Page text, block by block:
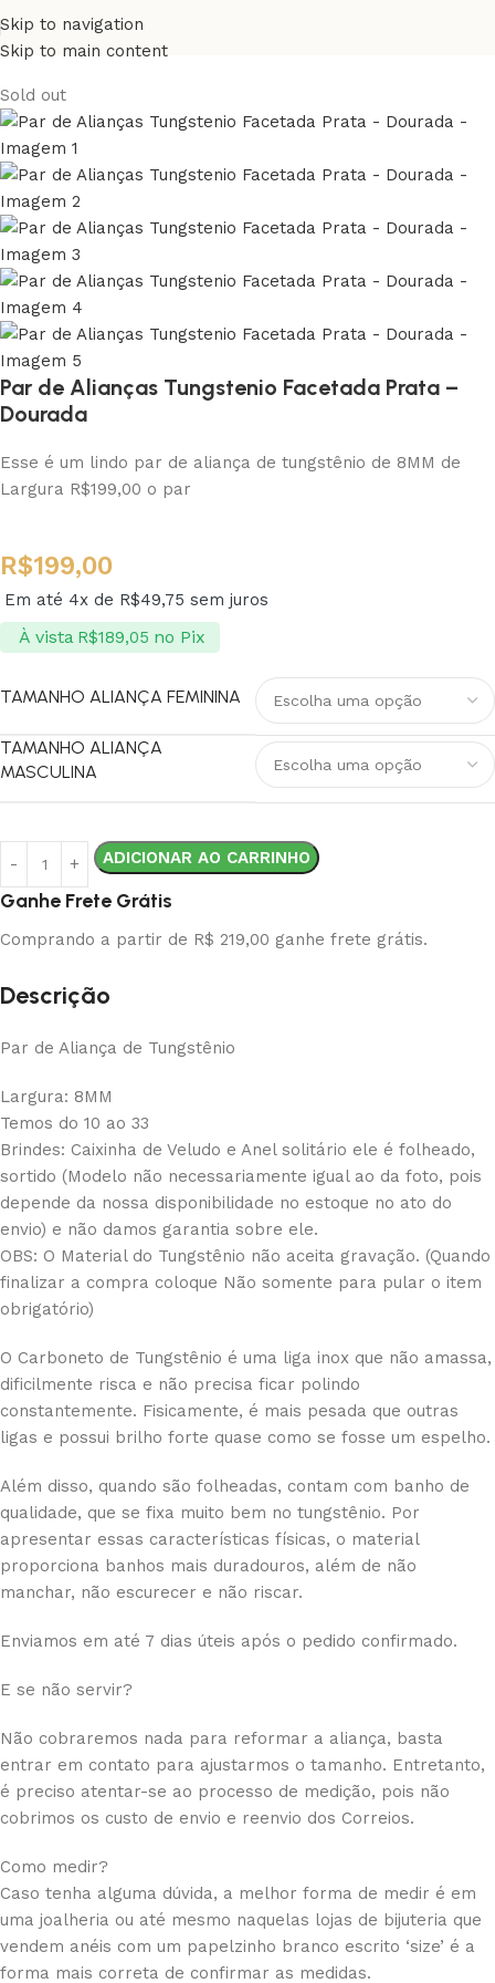
Skip to navigation
Skip to main content
Sold out
Par de Alianças Tungstenio Facetada Prata –
Dourada
Esse é um lindo par de aliança de tungstênio de 8MM de
Largura R$199,00 o par
R$199,00
Em até 4x de R$49,75 sem juros
À vista R$189,05 no Pix
TAMANHO ALIANÇA FEMININA
TAMANHO ALIANÇA
MASCULINA
ADICIONAR AO CARRINHO
Ganhe Frete Grátis
Comprando a partir de R$ 219,00 ganhe frete grátis.
Descrição
Par de Aliança de Tungstênio
Largura: 8MM
Temos do 10 ao 33
Brindes: Caixinha de Veludo e Anel solitário ele é folheado,
sortido (Modelo não necessariamente igual ao da foto, pois
depende da nossa disponibilidade no estoque no ato do
envio) e não damos garantia sobre ele.
OBS: O Material do Tungstênio não aceita gravação. (Quando
finalizar a compra coloque Não somente para pular o item
obrigatório)
O Carboneto de Tungstênio é uma liga inox que não amassa,
dificilmente risca e não precisa ficar polindo
constantemente. Fisicamente, é mais pesada que outras
ligas e possui brilho forte quase como se fosse um espelho.
Além disso, quando são folheadas, contam com banho de
qualidade, que se fixa muito bem no tungstênio. Por
apresentar essas características físicas, o material
proporciona banhos mais duradouros, além de não
manchar, não escurecer e não riscar.
Enviamos em até 7 dias úteis após o pedido confirmado.
E se não servir?
Não cobraremos nada para reformar a aliança, basta
entrar em contato para ajustarmos o tamanho. Entretanto,
é preciso atentar-se ao processo de medição, pois não
cobrimos os custo de envio e reenvio dos Correios.
Como medir?
Caso tenha alguma dúvida, a melhor forma de medir é em
uma joalheria ou até mesmo naquelas lojas de bijuteria que
vendem anéis com um papelzinho branco escrito ‘size’ é a
forma mais correta de confirmar as medidas.